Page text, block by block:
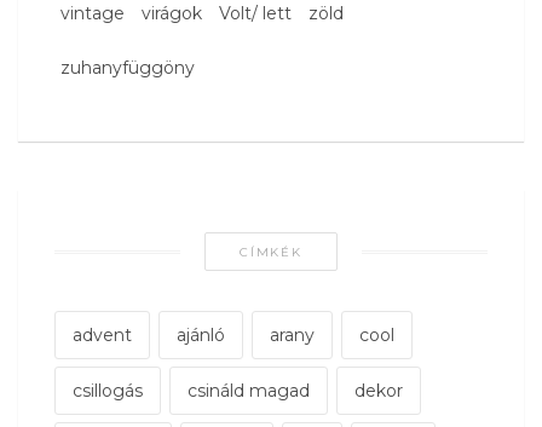
vintage virágok Volt/ lett zöld
zuhanyfüggöny
CÍMKÉK
advent ajánló arany cool
csillogás csináld magad dekor